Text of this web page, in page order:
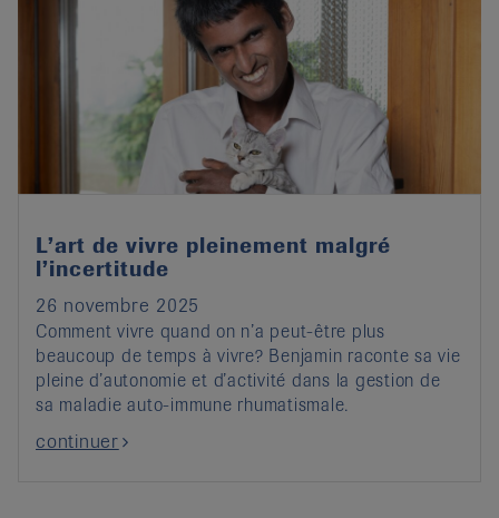
L’art de vivre pleinement malgré
l’incertitude
26 novembre 2025
Comment vivre quand on n’a peut-être plus
beaucoup de temps à vivre? Benjamin raconte sa vie
pleine d’autonomie et d’activité dans la gestion de
sa maladie auto-immune rhumatismale.
continuer